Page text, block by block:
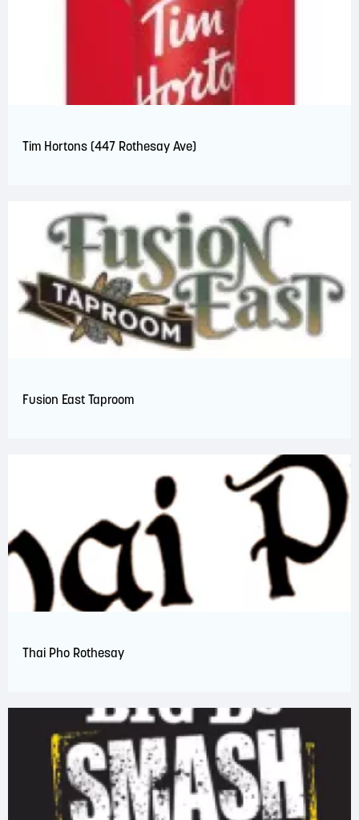
Tim Hortons (447 Rothesay Ave)
Fusion East Taproom
Thai Pho Rothesay